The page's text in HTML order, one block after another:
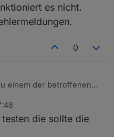
es nicht.
0
einem der betroffenen
initResult
die sollte die